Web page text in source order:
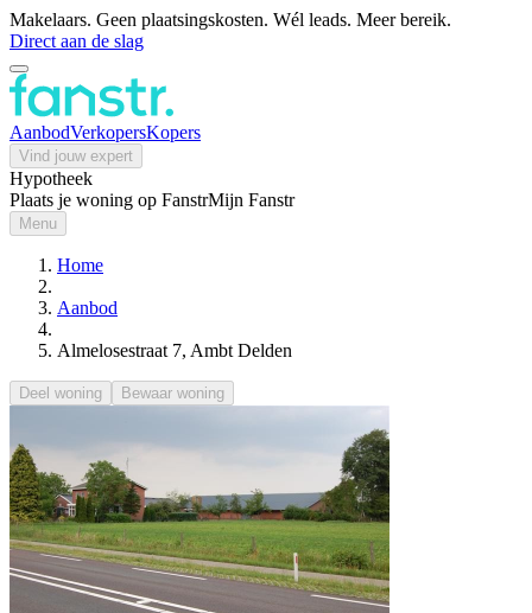
Makelaars. Geen plaatsingskosten. Wél leads. Meer bereik.
Direct aan de slag
AanbodVerkopersKopers
Vind jouw expert
Hypotheek
Plaats je woning op FanstrMijn Fanstr
Menu
Home
Aanbod
Almelosestraat 7, Ambt Delden
Deel woning Bewaar woning